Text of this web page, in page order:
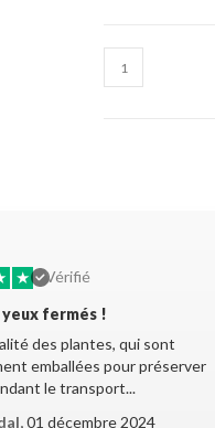
★
Vérifié
fermés !
des plantes, qui sont
emballées pour préserver
le transport...
01 décembre 2024